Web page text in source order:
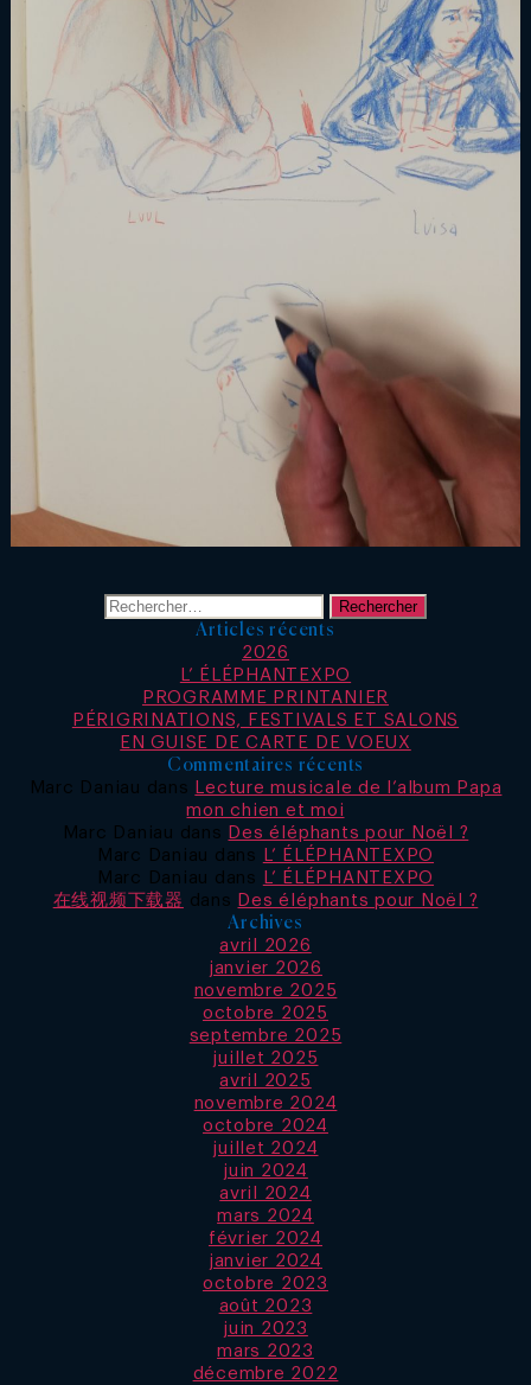
Rechercher :
Articles récents
2026
L’ ÉLÉPHANTEXPO
PROGRAMME PRINTANIER
PÉRIGRINATIONS, FESTIVALS ET SALONS
EN GUISE DE CARTE DE VOEUX
Commentaires récents
Marc Daniau dans Lecture musicale de l’album Papa
mon chien et moi
Marc Daniau dans Des éléphants pour Noël ?
Marc Daniau dans
L’ ÉLÉPHANTEXPO
Marc Daniau dans
L’ ÉLÉPHANTEXPO
在线视频下载器 dans Des éléphants pour Noël ?
Archives
avril 2026
janvier 2026
novembre 2025
octobre 2025
septembre 2025
juillet 2025
avril 2025
novembre 2024
octobre 2024
juillet 2024
juin 2024
avril 2024
mars 2024
février 2024
janvier 2024
octobre 2023
août 2023
juin 2023
mars 2023
décembre 2022